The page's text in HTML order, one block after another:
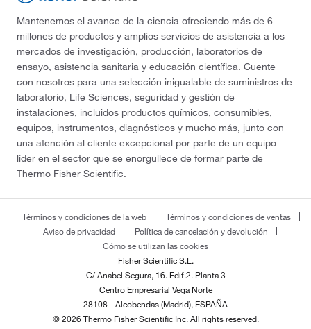
Mantenemos el avance de la ciencia ofreciendo más de 6
millones de productos y amplios servicios de asistencia a los
mercados de investigación, producción, laboratorios de
ensayo, asistencia sanitaria y educación científica. Cuente
con nosotros para una selección inigualable de suministros de
laboratorio, Life Sciences, seguridad y gestión de
instalaciones, incluidos productos químicos, consumibles,
equipos, instrumentos, diagnósticos y mucho más, junto con
una atención al cliente excepcional por parte de un equipo
líder en el sector que se enorgullece de formar parte de
Thermo Fisher Scientific.
Términos y condiciones de la web
Términos y condiciones de ventas
Aviso de privacidad
Política de cancelación y devolución
Cómo se utilizan las cookies
Fisher Scientific S.L.
C/ Anabel Segura, 16. Edif.2. Planta 3
Centro Empresarial Vega Norte
28108 - Alcobendas (Madrid), ESPAÑA
© 2026 Thermo Fisher Scientific Inc. All rights reserved.